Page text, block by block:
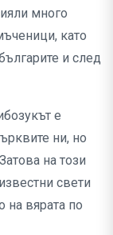
много
като
и след
е
ни, но
на този
свети
на вярата по